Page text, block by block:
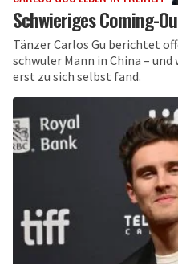
Schwieriges Coming-
Tänzer Carlos Gu berichtet
schwuler Mann in China –
erst zu sich selbst fand.